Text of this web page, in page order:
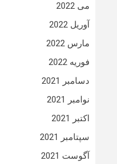
می 2022
آوریل 2022
مارس 2022
فوریه 2022
دسامبر 2021
نوامبر 2021
اکتبر 2021
سپتامبر 2021
آگوست 2021